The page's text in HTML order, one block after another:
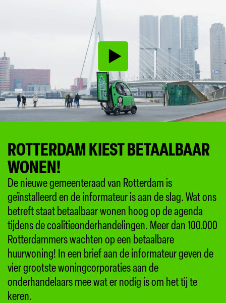
ROTTERDAM KIEST BETAALBAAR
WONEN!
De nieuwe gemeenteraad van Rotterdam is
geïnstalleerd en de informateur is aan de slag. Wat ons
betreft staat betaalbaar wonen hoog op de agenda
tijdens de coalitieonderhandelingen. Meer dan 100.000
Rotterdammers wachten op een betaalbare
huurwoning! In een brief aan de informateur geven de
vier grootste woningcorporaties aan de
onderhandelaars mee wat er nodig is om het tij te
keren.